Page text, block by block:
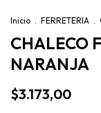
Inicio . FERRETERIA .
CHALECO
NARANJA
$3.173,00